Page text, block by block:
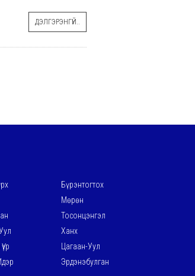
ДЭЛГЭРЭНГҮЙ..
Бүрэнтогтох
Мөрөн
Тосонцэнгэл
Ханх
Цагаан-Уул
Эрдэнэбулган